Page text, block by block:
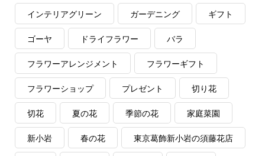
インテリアグリーン ガーデニング ギフト
ゴーヤ ドライフラワー バラ
フラワーアレンジメント フラワーギフト
フラワーショップ プレゼント 切り花
切花 夏の花 季節の花 家庭菜園
新小岩 春の花 東京葛飾新小岩の須藤花店